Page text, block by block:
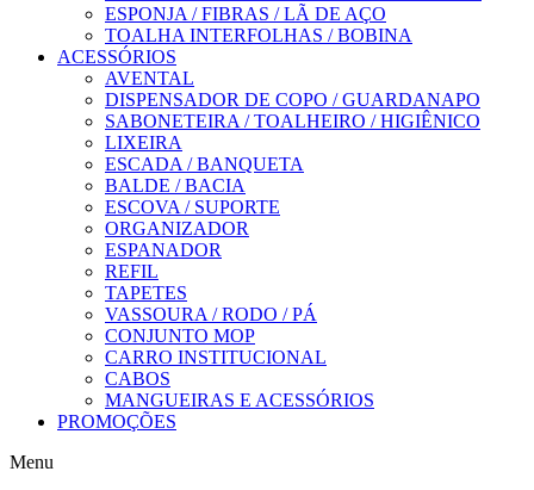
ESPONJA / FIBRAS / LÃ DE AÇO
TOALHA INTERFOLHAS / BOBINA
ACESSÓRIOS
AVENTAL
DISPENSADOR DE COPO / GUARDANAPO
SABONETEIRA / TOALHEIRO / HIGIÊNICO
LIXEIRA
ESCADA / BANQUETA
BALDE / BACIA
ESCOVA / SUPORTE
ORGANIZADOR
ESPANADOR
REFIL
TAPETES
VASSOURA / RODO / PÁ
CONJUNTO MOP
CARRO INSTITUCIONAL
CABOS
MANGUEIRAS E ACESSÓRIOS
PROMOÇÕES
Menu